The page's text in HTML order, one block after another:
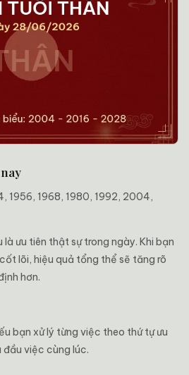
1956, 1968, 1980, 1992, 2004,
là ưu tiên thật sự trong ngày. Khi bạn
lõi, hiệu quả tổng thể sẽ tăng rõ
hơn.
bạn xử lý từng việc theo thứ tự ưu
đầu việc cùng lúc.